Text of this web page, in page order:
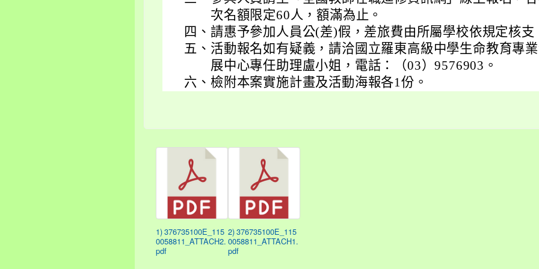
次名額限定60人，額滿為止。
四、 請惠予參加人員公(差)假，差旅費由所屬學校依規定核支
五、 活動報名如有疑義，請洽國立羅東高級中學生命教育專
展中心專任助理盧小姐，電話：（03）9576903。
六、 檢附本案實施計畫及活動海報各1份。
1) 376735100E_115
0058811_ATTACH2.
pdf
2) 376735100E_115
0058811_ATTACH1.
pdf